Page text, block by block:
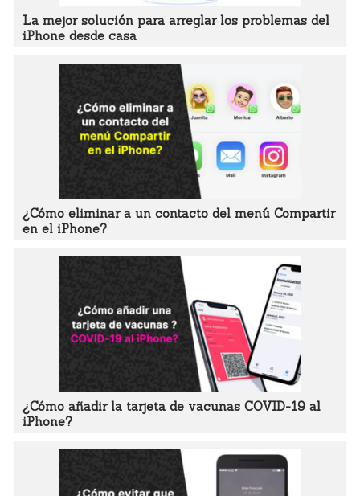
La mejor solución para arreglar los problemas del
iPhone desde casa
¿Cómo eliminar a un contacto del menú Compartir
en el iPhone?
¿Cómo añadir la tarjeta de vacunas COVID-19 al
iPhone?